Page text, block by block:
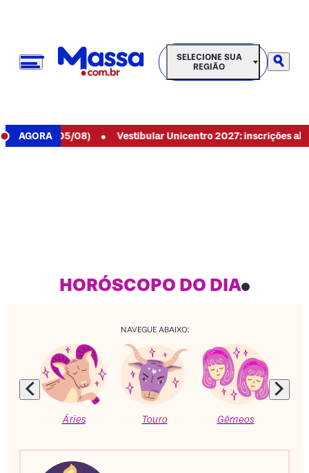
SELECIONE SUA REGIÃO
SELECIONE SUA
REGIÃO
AGORA
hoje (05/08) • Vestibular Unicentro 2027: inscrições abertas
HORÓSCOPO DO DIA
NAVEGUE ABAIXO:
Áries Touro Gêmeos